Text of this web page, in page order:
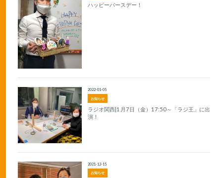
ハッピーバースデー！
お知らせ
2022-01-05
ラジオ関西|1月7日（金）17:50～「ラジ王」に出
演！
お知らせ
2021-12-15